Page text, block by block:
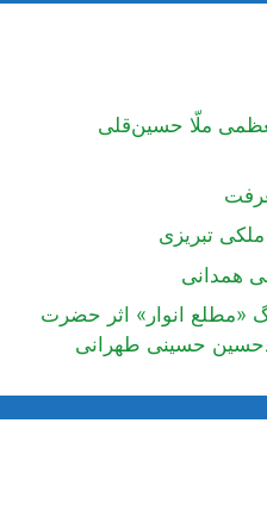
ملّا حسین‌قلی
ملکی تبریزی
همدانی
«مطلع انوار» اثر حضرت
حسینی طهرانی